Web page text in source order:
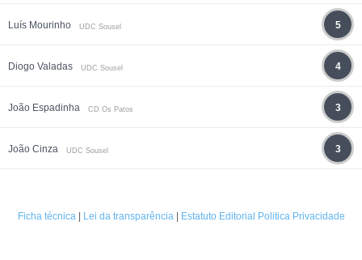
Luís Mourinho UDC Sousel 5
Diogo Valadas UDC Sousel 4
João Espadinha CD Os Patos 3
João Cinza UDC Sousel 3
Ficha técnica| Lei da transparência| Estatuto Editorial Politica Privacidade